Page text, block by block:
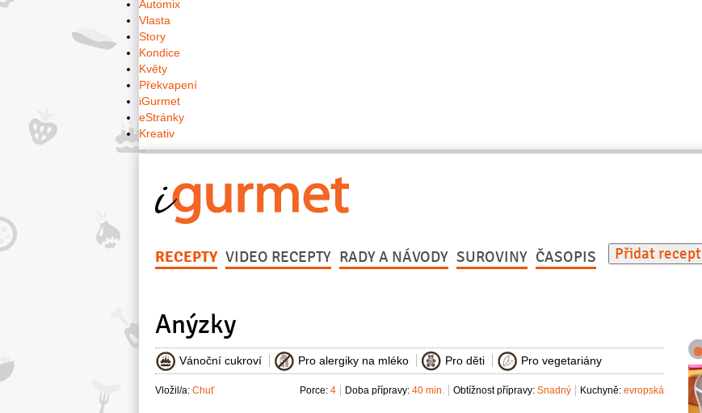
Automix
Vlasta
Story
Kondice
Květy
Překvapení
iGurmet
eStránky
Kreativ
RECEPTY VIDEO RECEPTY RADY A NÁVODY SUROVINY ČASOPIS Přidat recept
Anýzky
Vánoční cukroví Pro alergiky na mléko Pro děti Pro vegetariány
Vložil/a: Chuť Kuchyně: evropská
Obtížnost přípravy: Snadný
Doba přípravy: 40 min.
Porce: 4